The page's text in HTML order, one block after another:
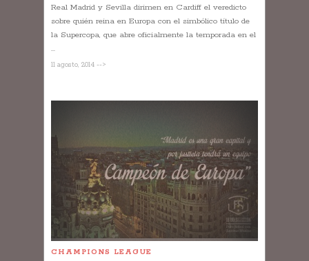
Real Madrid y Sevilla dirimen en Cardiff el veredicto
sobre quién reina en Europa con el simbólico título de
la Supercopa, que abre oficialmente la temporada en el
...
11 agosto, 2014 -->
CHAMPIONS LEAGUE